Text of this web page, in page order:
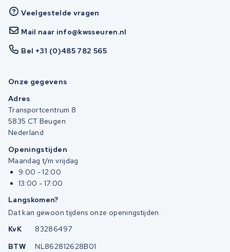
Veelgestelde vragen
Mail naar info@kwsseuren.nl
Bel +31 (0)485 782 565
Onze gegevens
Adres
Transportcentrum 8
5835 CT Beugen
Nederland
Openingstijden
Maandag t/m vrijdag
9:00 - 12:00
13:00 - 17:00
Langskomen?
Dat kan gewoon tijdens onze openingstijden.
KvK
83286497
BTW
NL862812628B01